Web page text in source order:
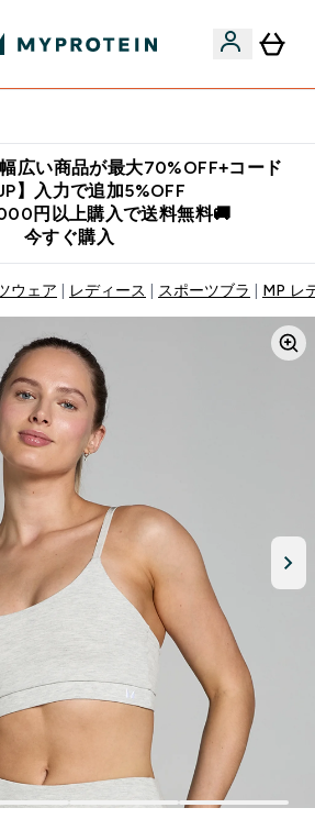
広い商品が最大70%OFF+コード
】入力で追加5%OFF
円以上購入で送料無料🚚
今すぐ購入
ウェア レディース スポーツブラ MP レ